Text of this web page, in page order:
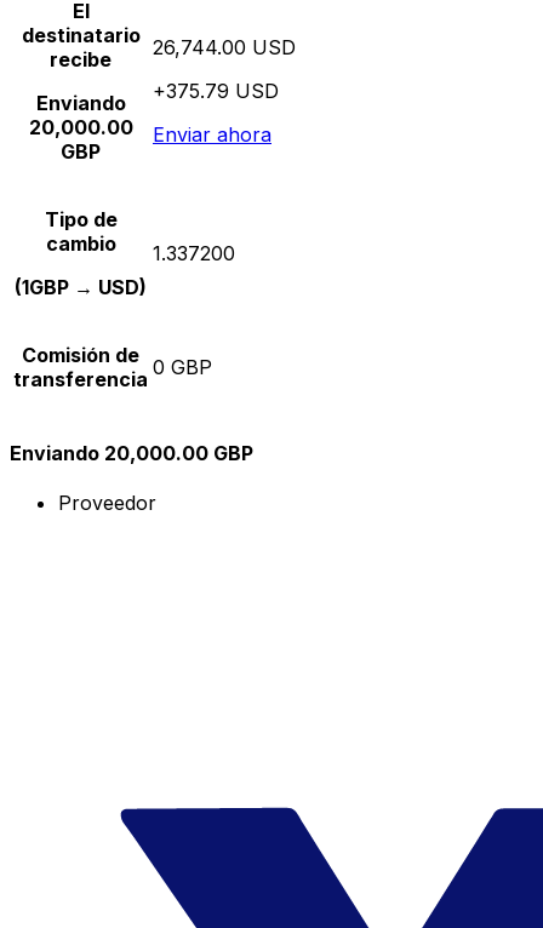
El
destinatario
recibe
Enviando
20,000.00
GBP
26,744.00 USD
+375.79 USD
Enviar ahora
Tipo de
cambio
(1GBP → USD)
1.337200
Comisión de
transferencia 0 GBP
Enviando 20,000.00 GBP
Proveedor